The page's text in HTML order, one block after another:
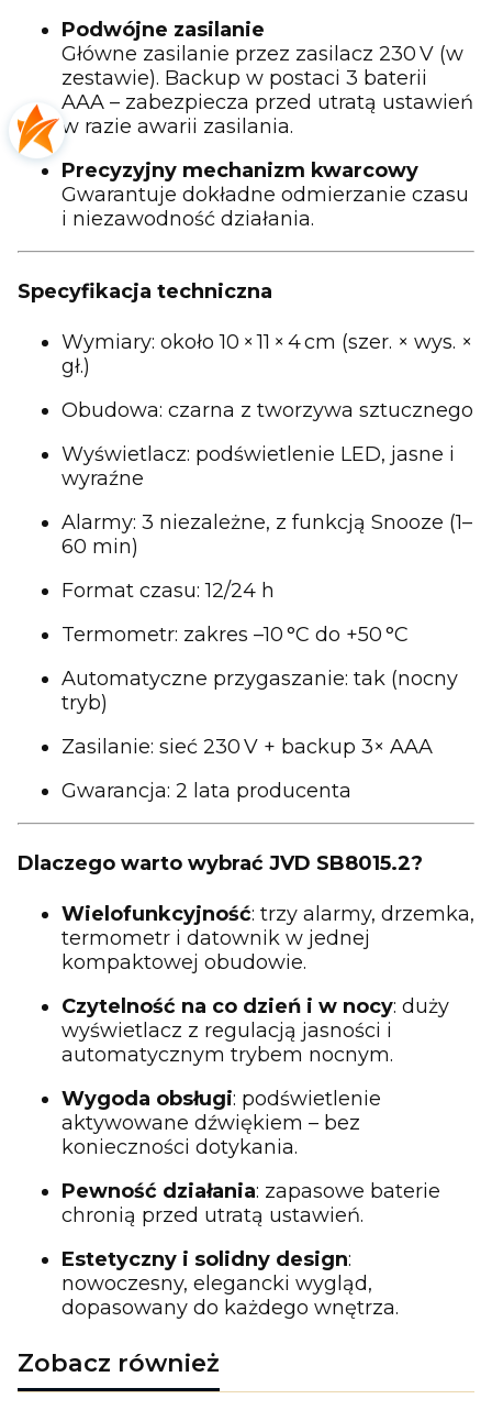
Podwójne zasilanie
Główne zasilanie przez zasilacz 230 V (w
zestawie). Backup w postaci 3 baterii
AAA – zabezpiecza przed utratą ustawień
w razie awarii zasilania.
Precyzyjny mechanizm kwarcowy
Gwarantuje dokładne odmierzanie czasu
i niezawodność działania.
Specyfikacja techniczna
Wymiary: około 10 × 11 × 4 cm (szer. × wys. ×
gł.)
Obudowa: czarna z tworzywa sztucznego
Wyświetlacz: podświetlenie LED, jasne i
wyraźne
Alarmy: 3 niezależne, z funkcją Snooze (1–
60 min)
Format czasu: 12/24 h
Termometr: zakres –10 °C do +50 °C
Automatyczne przygaszanie: tak (nocny
tryb)
Zasilanie: sieć 230 V + backup 3× AAA
Gwarancja: 2 lata producenta
Dlaczego warto wybrać JVD SB8015.2?
Wielofunkcyjność: trzy alarmy, drzemka,
termometr i datownik w jednej
kompaktowej obudowie.
Czytelność na co dzień i w nocy: duży
wyświetlacz z regulacją jasności i
automatycznym trybem nocnym.
Wygoda obsługi: podświetlenie
aktywowane dźwiękiem – bez
konieczności dotykania.
Pewność działania: zapasowe baterie
chronią przed utratą ustawień.
Estetyczny i solidny design:
nowoczesny, elegancki wygląd,
dopasowany do każdego wnętrza.
Zobacz również